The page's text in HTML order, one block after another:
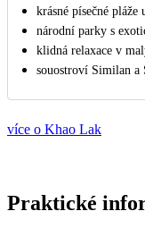
krásné písečné pláže
národní parky s
klidná relaxace v
souostroví Similan
více o Khao Lak
Praktické